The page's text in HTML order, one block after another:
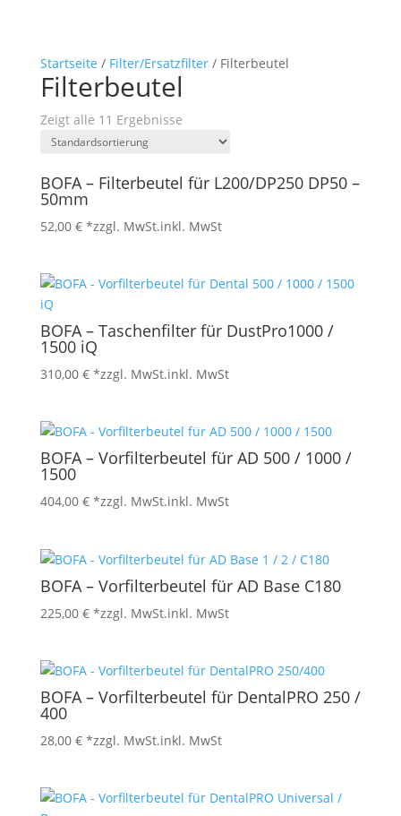
Startseite / Filter/Ersatzfilter/ Filterbeutel
Filterbeutel
Zeigt alle 11 Ergebnisse
BOFA – Filterbeutel für L200/DP250 DP50 –
50mm
52,00 € *zzgl. MwSt.inkl. MwSt
BOFA – Taschenfilter für DustPro1000 /
1500 iQ
310,00 € *zzgl. MwSt.inkl. MwSt
BOFA – Vorfilterbeutel für AD 500 / 1000 /
1500
404,00 € *zzgl. MwSt.inkl. MwSt
BOFA – Vorfilterbeutel für AD Base C180
225,00 € *zzgl. MwSt.inkl. MwSt
BOFA – Vorfilterbeutel für DentalPRO 250 /
400
28,00 € *zzgl. MwSt.inkl. MwSt